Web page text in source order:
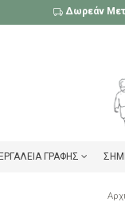
Δωρεάν
ΕΡΓΑΛΕΊΑ ΓΡΑΦΉΣ